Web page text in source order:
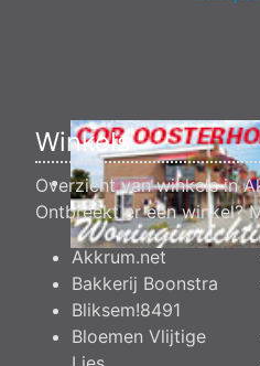
Winkels
Overzicht van winkels in
Ontbreekt er een winkel?
Akkrum.net
Bakkerij Boonstra
Bliksem!8491
Bloemen Vlijtige